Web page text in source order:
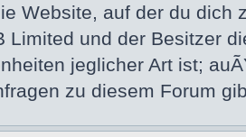
Website, auf der du dich
und der Besitzer
jeglicher Art ist;
zu diesem Forum